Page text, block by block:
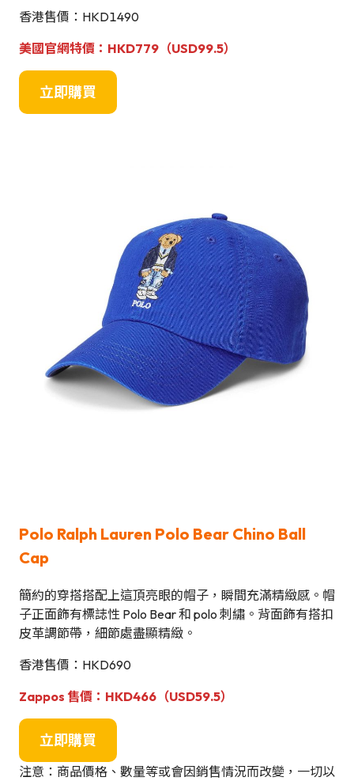
香港售價：HKD1490
美國官網特價：HKD779（USD99.5）
立即購買
Polo Ralph Lauren Polo Bear Chino Ball
Cap
簡約的穿搭搭配上這頂亮眼的帽子，瞬間充滿精緻感。帽
子正面飾有標誌性 Polo Bear 和 polo 刺繡。背面飾有搭扣
皮革調節帶，細節處盡顯精緻。
香港售價：HKD690
Zappos 售價： HKD466（USD59.5）
立即購買
注意：商品價格、數量等或會因銷售情況而改變，一切以